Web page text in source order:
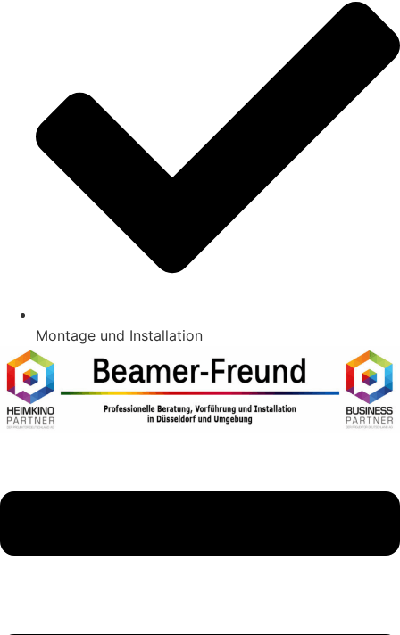
Montage und Installation